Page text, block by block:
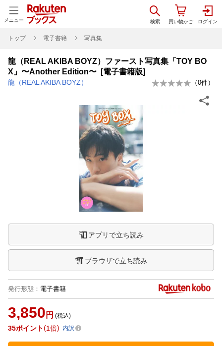
メニュー
トップ 電子書籍 写真集
龍（REAL AKIBA BOYZ）ファースト写真集「TOY BO
X」〜Another Edition〜 [電子書籍版]
龍（REAL AKIBA BOYZ） （0件）
アプリで立ち読み
ブラウザで立ち読み
発行形態 ： 電子書籍
3,850 円 (税込)
35ポイント 1倍 内訳